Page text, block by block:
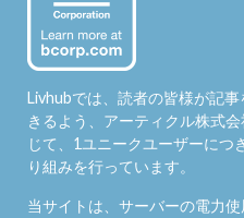
Livhubでは、読者の皆様が記
きるよう、アーティクル株式会
じて、1ユニークユーザーにつ
り組みを行っています。
当サイトは、サーバーの電力